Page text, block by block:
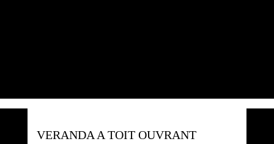
VERANDA A TOIT OUVRANT